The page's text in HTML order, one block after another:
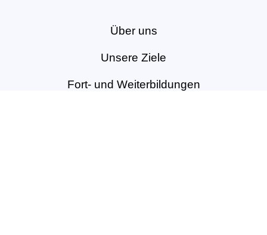
Über uns
Unsere Ziele
Fort- und Weiterbildungen